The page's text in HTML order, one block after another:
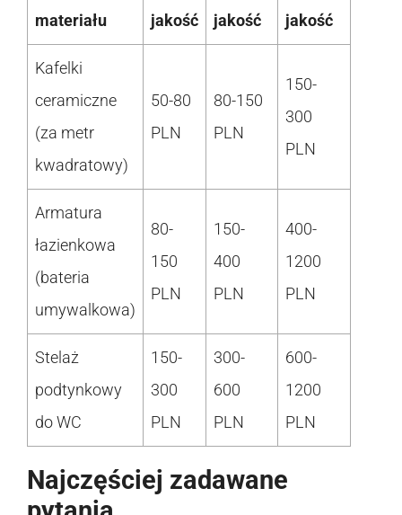
materiału jakość jakość jakość
Kafelki
ceramiczne
(za metr
kwadratowy)
50-80
PLN
80-150
PLN
150-
300
PLN
Armatura
łazienkowa
(bateria
umywalkowa)
80-
150
PLN
150-
400
PLN
400-
1200
PLN
Stelaż
podtynkowy
do WC
150-
300
PLN
300-
600
PLN
600-
1200
PLN
Najczęściej zadawane